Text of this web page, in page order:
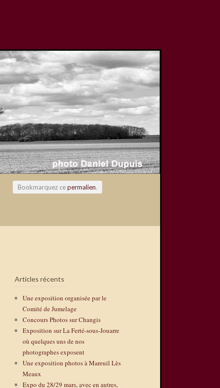
Bookmarquez cepermalien.
Articles récents
Une exposition organisée par le
Comité de Jumelage
Concours Photos sur Changis
Exposition sur La Ferté-sous-Jouarre
où quelques uns de nos
photographes exposent
Une exposition photos à Mareuil Lès
Meaux
Expo du 28/29 mars, avec en autres,